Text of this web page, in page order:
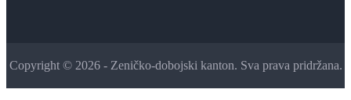
Copyright © 2026 - Zeničko-dobojski kanton. Sva prava pridržana.